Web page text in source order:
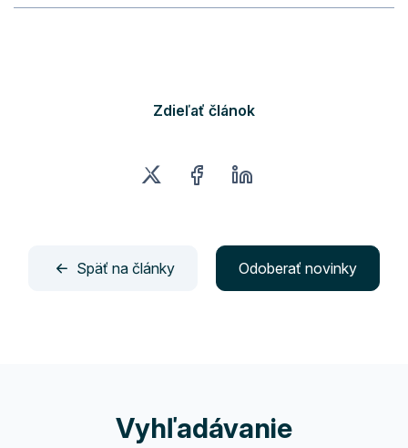
Zdieľať článok
Späť na články Odoberať novinky
Vyhľadávanie